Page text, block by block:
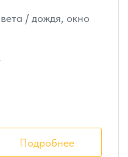
/ дождя, окно
Подробнее